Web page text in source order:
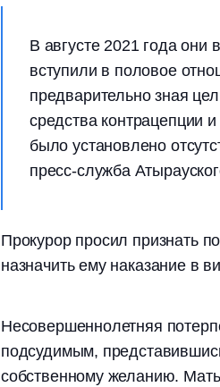
В августе 2021 года они
вступили в половое
предварительно зная
средства контрацепции
было установлено
пресс-служба
Прокурор просил признать
назначить ему наказание в
Несовершеннолетняя
подсудимым,
собственному желанию.